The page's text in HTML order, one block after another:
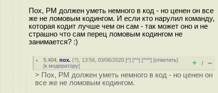
Пох, PM должен уметь немного в код - но ценен он все
же не ломовым кодингом. И если кто нарулил команду,
которая кодит лучше чем он сам - так может оно и не
страшно что сам перец ломовым кодингом не
занимается? :)
5.404 ,пох. (?), 13:56, 03/06/2020 [^] [^^] [^^^] [ответить]
[к модератору] + / –
> Пох, PM должен уметь немного в код - но ценен он
все же не ломовым кодингом.